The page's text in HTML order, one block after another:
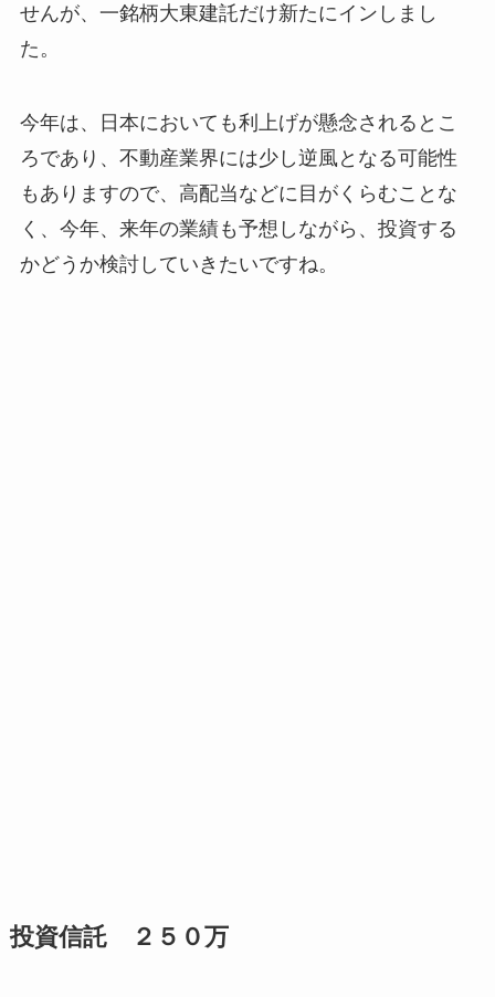
せんが、一銘柄大東建託だけ新たにインしまし
た。
今年は、日本においても利上げが懸念されるとこ
ろであり、不動産業界には少し逆風となる可能性
もありますので、高配当などに目がくらむことな
く、今年、来年の業績も予想しながら、投資する
かどうか検討していきたいですね。
投資信託 ２５０万